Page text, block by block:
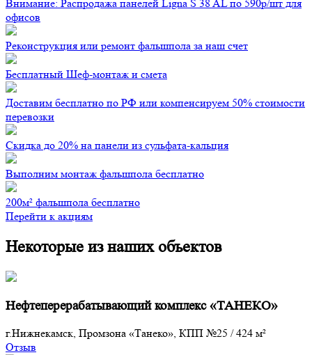
Внимание: Распродажа панелей Ligna S 38 AL по 590р/шт для
офисов
Реконструкция или ремонт фальшпола за наш счет
Бесплатный Шеф-монтаж и смета
Доставим бесплатно по РФ или компенсируем 50% стоимости
перевозки
Скидка до 20% на панели из сульфата-кальция
Выполним монтаж фальшпола бесплатно
200м² фальшпола бесплатно
Перейти к акциям
Некоторые из наших объектов
Нефтеперерабатывающий комплекс «ТАНЕКО»
г.Нижнекамск, Промзона «Танеко», КПП №25 /424 м²
Отзыв